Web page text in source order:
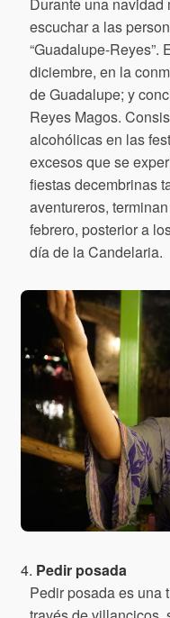
Durante una
escuchar a las
“Guadalupe-Reyes”.
diciembre, en la
de Guadalupe; y
Reyes Magos.
alcohólicas en las
excesos que se
fiestas decembrinas
aventureros,
febrero, posterior a
día de la Candelaria.
4. Pedir posada
Pedir posada es una